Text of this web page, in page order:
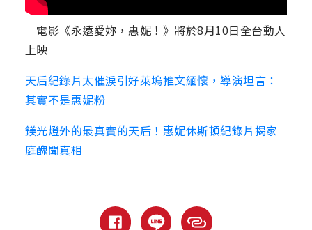
電影《永遠愛妳，惠妮！》將於8月10日全台動人
上映
天后紀錄片太催淚引好萊塢推文緬懷，導演坦言：
其實不是惠妮粉
鎂光燈外的最真實的天后！惠妮休斯頓紀錄片揭家
庭醜聞真相